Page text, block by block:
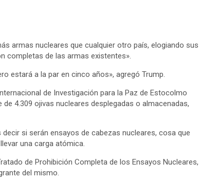
armas nucleares que cualquier otro país, elogiando sus
completas de las armas existentes».
estará a la par en cinco años», agregó Trump.
de Investigación para la Paz de Estocolmo
4.309 ojivas nucleares desplegadas o almacenadas,
si serán ensayos de cabezas nucleares, cosa que
una carga atómica.
de Prohibición Completa de los Ensayos Nucleares,
del mismo.